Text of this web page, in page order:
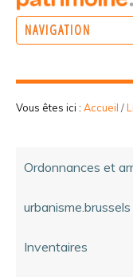
NAVIGATION
Vous êtes ici : Accueil /
Ordonnances et
urbanisme.brussels
Inventaires